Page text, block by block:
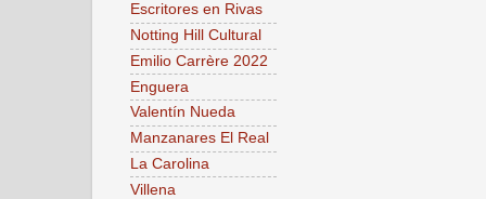
Escritores en Rivas
Notting Hill Cultural
Emilio Carrère 2022
Enguera
Valentín Nueda
Manzanares El Real
La Carolina
Villena